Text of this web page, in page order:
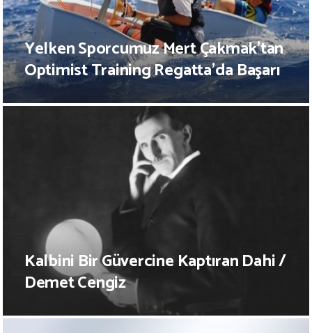
Yelken Sporcumuz Mert Çakmak’tan
Optimist Training Regatta’da Başarı
Kalbini Bir Güvercine Kaptıran Dahi /
Demet Cengiz